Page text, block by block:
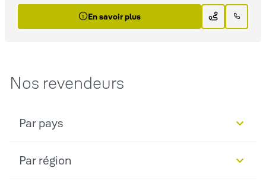
En savoir plus
Nos revendeurs
Par pays
Par région